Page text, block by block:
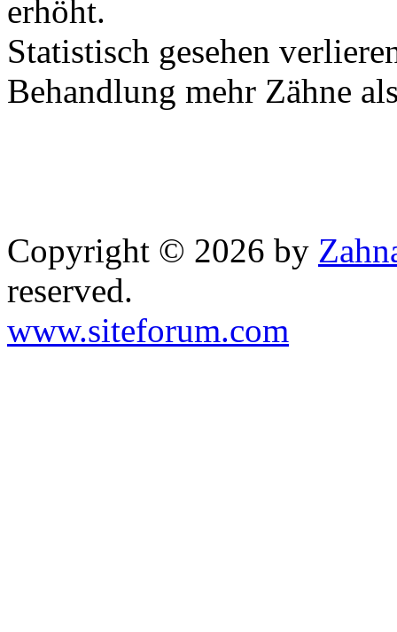
erhöht.
Statistisch gesehen
Behandlung mehr Zähne
Copyright © 2026 by
reserved.
www.siteforum.com